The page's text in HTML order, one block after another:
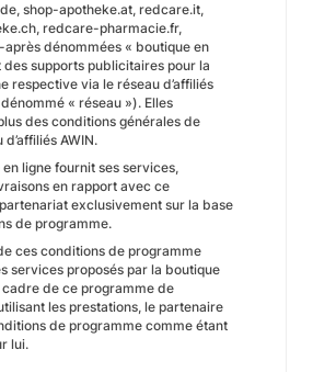
shop-apotheke.at, redcare.it,
redcare-pharmacie.fr,
dénommées « boutique en
des supports publicitaires pour la
respective via le réseau d’affiliés
« réseau »). Elles
des conditions générales de
AWIN.
en ligne fournit ses services,
en rapport avec ce
exclusivement sur la base
de programme.
ces conditions de programme
services proposés par la boutique
cadre de ce programme de
les prestations, le partenaire
de programme comme étant
lui.